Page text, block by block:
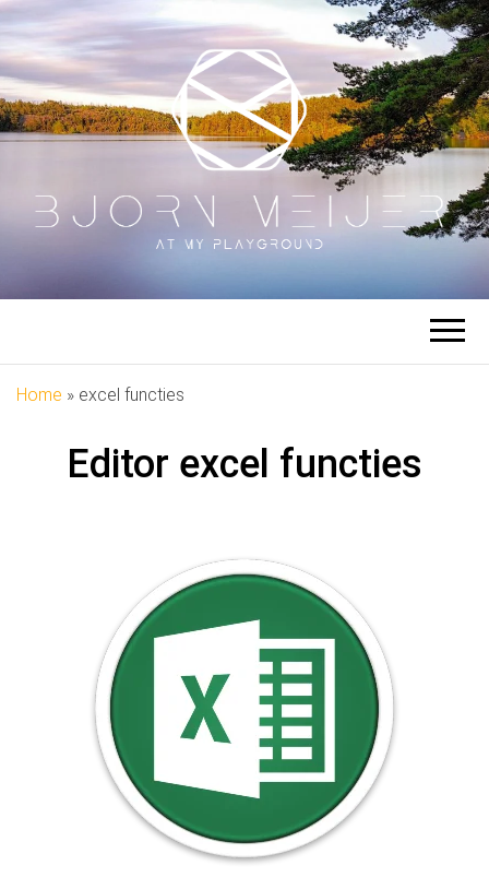
BJÖRN
MEIJER
At My Playground
Home » excel functies
Editor excel functies